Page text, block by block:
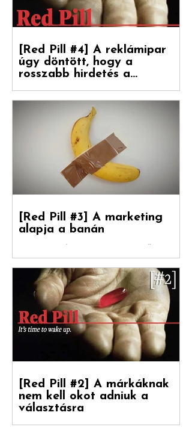
[Red Pill #4] A reklámipar
úgy döntött, hogy a
rosszabb hirdetés a
boldogulása kulcsa
Folytatódik tovább sorozatunk. Debreceni
Jánossal, a Hogyan nőnek a márkák
fordítójával Kovács Levente (White Rabbit
[Red Pill #3] A marketing
alapja a banán
Debreceni Jánossal , a Hogyan nőnek a
márkák című könyv fordítójával Kovács
Levente [ White Rabbit kreatívigazgató,
Reklámtörténet...
[Red Pill #2] A márkáknak